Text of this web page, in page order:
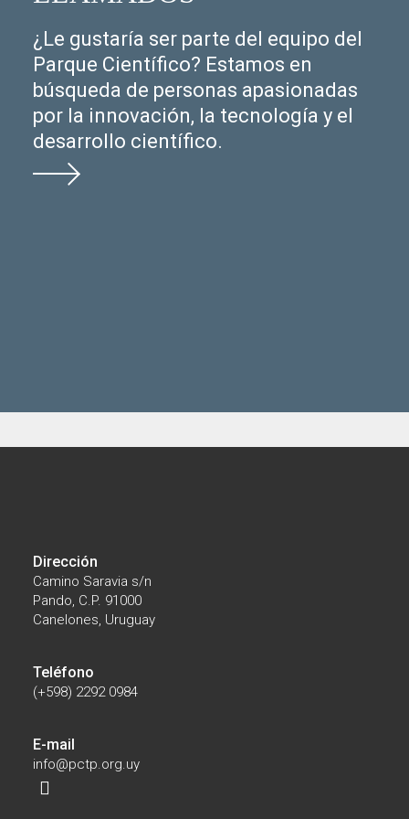
¿Le gustaría ser parte del equipo del
Parque Científico? Estamos en
búsqueda de personas apasionadas
por la innovación, la tecnología y el
desarrollo científico.
Dirección
Camino Saravia s/n
Pando, C.P. 91000
Canelones, Uruguay
Teléfono
(+598) 2292 0984
E-mail
info@pctp.org.uy